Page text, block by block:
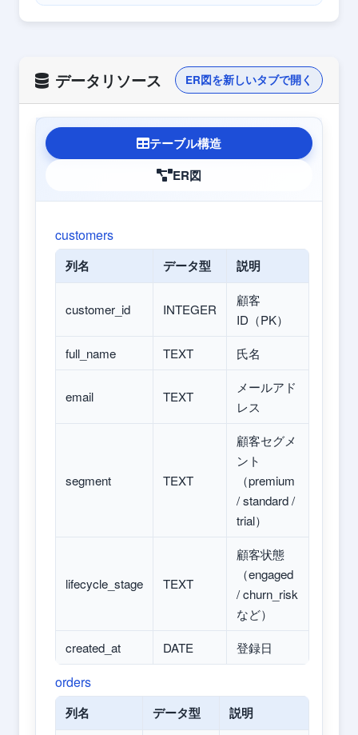
データリソース ER図を新しいタブで開く
テーブル構造
ER図
customers
列名 データ型 説明
customer_id INTEGER
顧客
ID（PK）
full_name
TEXT 氏名
email TEXT
メールアド
レス
segment TEXT
顧客セグメ
ント
（premium
/ standard /
trial）
lifecycle_stage TEXT
顧客状態
（engaged
/ churn_risk
など）
created_at
DATE 登録日
orders
列名 データ型 説明